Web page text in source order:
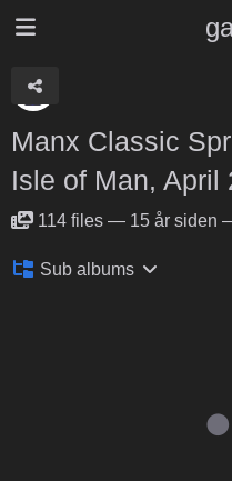
Manx Classic
Isle of Man, April
114 files — 15 år siden
Sub albums